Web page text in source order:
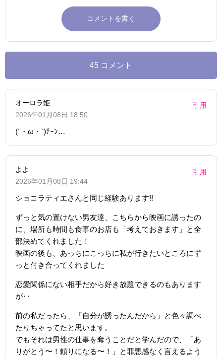
45 コメント
オーロラ姫
2026年01月08日 18:50
引用
(´・ω・`)ﾁｰﾝ…
よよ
2026年01月08日 19:44
引用
ショコラティエさんと同じ経験あります!!
ずっと気の置けない男友達、こちらから映画に誘ったの
に、場所も時間も食事のお店も「考えておきます」と全
部決めてくれました！
映画の後も、あっちにこっちに私が行きたいところにず
っと付き合ってくれました
恋愛関係にない相手だから好き放題できるのもあります
が‥
前の私だったら、「自分が誘ったんだから」と色々調べ
たりちゃってたと思います。
でもそれは男性の仕事を奪うことだと学んだので、「あ
りがとう〜！頼りになる〜！」と罪悪感なく言えるよう